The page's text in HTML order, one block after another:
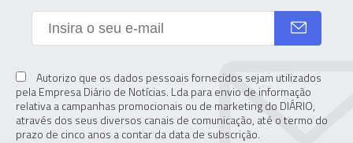
Autorizo que os dados pessoais fornecidos sejam utilizados
pela Empresa Diário de Notícias. Lda para envio de informação
relativa a campanhas promocionais ou de marketing do DIÁRIO,
através dos seus diversos canais de comunicação, até o termo do
prazo de cinco anos a contar da data de subscrição.